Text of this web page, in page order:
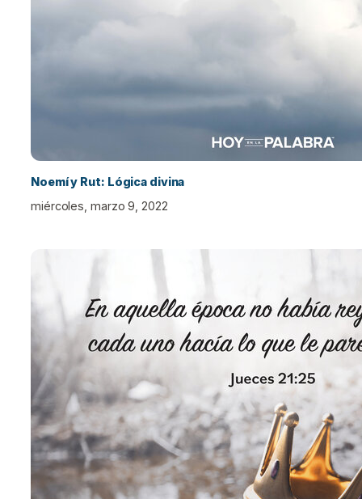
Noemí y Rut: Lógica divina
miércoles, marzo 9, 2022